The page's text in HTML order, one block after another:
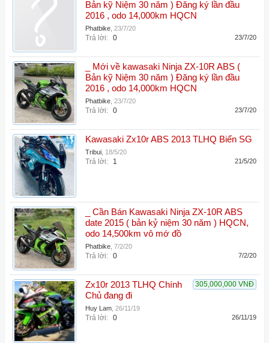
Bản kỹ Niệm 30 năm ) Đăng ký lần đầu
2016 , odo 14,000km HQCN
Phatbike 23/7/20
Trả lời: 0 23/7/20
_ Mới về kawasaki Ninja ZX-10R ABS (
Bản kỹ Niệm 30 năm ) Đăng ký lần đầu
2016 , odo 14,000km HQCN
Phatbike 23/7/20
Trả lời: 0 23/7/20
Kawasaki Zx10r ABS 2013 TLHQ Biển SG
Tribui 18/5/20
Trả lời: 1 21/5/20
_ Cần Bán Kawasaki Ninja ZX-10R ABS
date 2015 ( bản kỷ niệm 30 năm ) HQCN,
odo 14,500km vô mớ đồ
Phatbike 7/2/20
Trả lời: 0 7/2/20
305,000,000 VNĐ
Zx10r 2013 TLHQ Chính
Chủ đang đi
Huy Lam 26/11/19
Trả lời: 0 26/11/19